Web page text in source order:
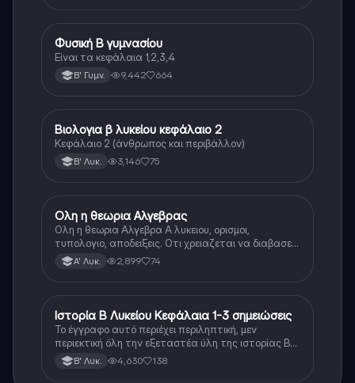
Φυσική
Φυσική Β γυμνασίου
Είναι τα κεφάλαια 1,2,3,4
Β' Γυμν. 9,442 664
Βιολογία
Βιολογια β λυκείου κεφάλαιο 2
Κεφάλαιο 2 (άνθρωπος και περιβάλλον)
Β' Λυκ. 3,146 75
Μαθηματικά
Ολη η θεωρια Αλγεβρας
Ολη η θεωρια Αλγεβρα Α λυκειου, ορισμοι,
τυπολογιο, αποδειξεις. Οτι χρειαζεται να διαβασεις
για το θεωρητικο κομματι της αλγεβρας.
Α' Λυκ. 2,899 74
Ιστορία
Ιστορία Β Λυκείου Κεφάλαια 1-3 σημειώσεις
Το έγγραφο αυτό περιέχει περιληπτική, μεν
περιεκτική όλη την εξεταστέα ύλη της ιστορίας Β
λυκείου για τα πρώτα 3 Κεφάλαια, δηλαδή την
μισή ύλη. Το έγγραφο έχει γραφτεί με προσοχή και
Β' Λυκ. 4,630 138